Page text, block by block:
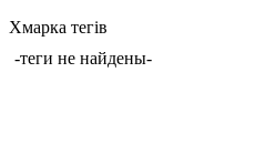
Хмарка тегів
-теги не найдены-